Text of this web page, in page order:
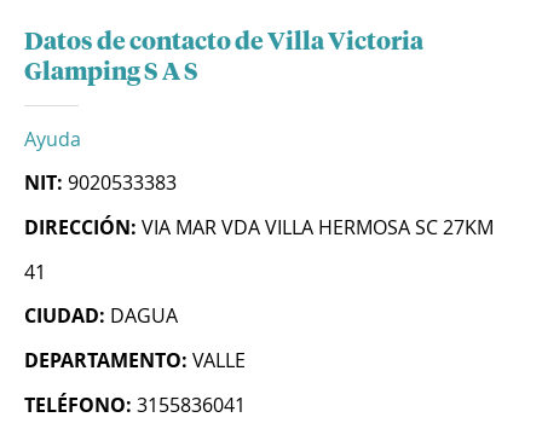
Datos de contacto de Villa Victoria
Glamping S A S
Ayuda
NIT: 9020533383
DIRECCIÓN: VIA MAR VDA VILLA HERMOSA SC 27KM
41
CIUDAD: DAGUA
DEPARTAMENTO: VALLE
TELÉFONO: 3155836041